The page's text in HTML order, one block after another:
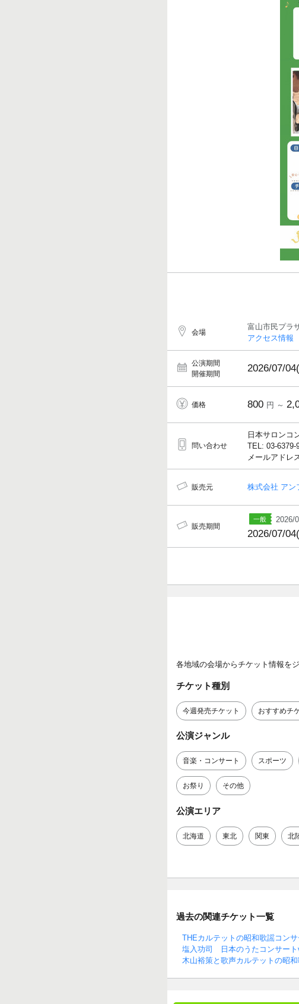
会場
富山市民プラ
アクセス情報
公演期間
開催期間
2026/07/
価格 800 円 ～
問い合わせ
日本サロンコ
TEL: 03-6379-
メールアドレ
販売元 株式会社 アン
販売期間
2026/
2026/07/
各地域の会場からチケット情報を
チケット種別
今週発売チケット おすすめチ
公演ジャンル
音楽・コンサート スポーツ
お祭り その他
公演エリア
北海道 東北 関東 北
過去の関連チケット一覧
THEカルテットの昭和歌謡コンサ
塩入功司 日本のうたコンサー
木山裕策と歌声カルテットの昭